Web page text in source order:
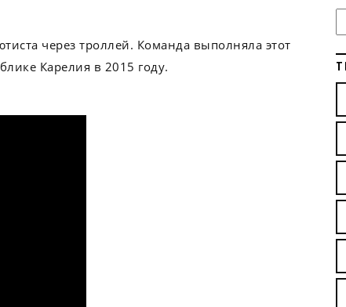
через троллей. Команда выполняла этот
Карелия в 2015 году.